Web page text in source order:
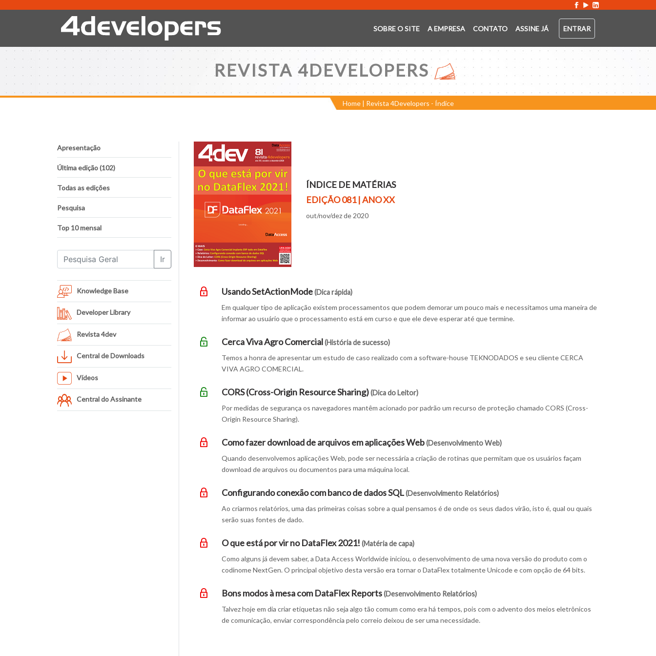
SOBRE O SITE A EMPRESA CONTATO ASSINE JÁ ENTRAR
REVISTA 4DEVELOPERS
Home | Revista 4Developers - Índice
Apresentação
Última edição (102)
Todas as edições
Pesquisa
Top 10 mensal
Ir
Knowledge Base
Developer Library
Revista 4dev
Central de Downloads
Vídeos
Central do Assinante
ÍNDICE DE MATÉRIAS
EDIÇÃO 081| ANO XX
out/nov/dez de 2020
Usando SetActionMode(Dica rápida)
Em qualquer tipo de aplicação existem processamentos que podem demorar um pouco mais e necessitamos uma maneira de
informar ao usuário que o processamento está em curso e que ele deve esperar até que termine.
Cerca Viva Agro Comercial(História de sucesso)
Temos a honra de apresentar um estudo de caso realizado com a software-house TEKNODADOS e seu cliente CERCA
VIVA AGRO COMERCIAL.
CORS (Cross-Origin Resource Sharing)(Dica do Leitor)
Por medidas de segurança os navegadores mantêm acionado por padrão um recurso de proteção chamado CORS (Cross-
Origin Resource Sharing).
Como fazer download de arquivos em aplicações Web(Desenvolvimento Web)
Quando desenvolvemos aplicações Web, pode ser necessária a criação de rotinas que permitam que os usuários façam
download de arquivos ou documentos para uma máquina local.
Configurando conexão com banco de dados SQL(Desenvolvimento Relatórios)
Ao criarmos relatórios, uma das primeiras coisas sobre a qual pensamos é de onde os seus dados virão, isto é, qual ou quais
serão suas fontes de dado.
O que está por vir no DataFlex 2021! (Matéria de capa)
Como alguns já devem saber, a Data Access Worldwide iniciou, o desenvolvimento de uma nova versão do produto com o
codinome NextGen. O principal objetivo desta versão era tornar o DataFlex totalmente Unicode e com opção de 64 bits.
Bons modos à mesa com DataFlex Reports(Desenvolvimento Relatórios)
Talvez hoje em dia criar etiquetas não seja algo tão comum como era há tempos, pois com o advento dos meios eletrônicos
de comunicação, enviar correspondência pelo correio deixou de ser uma necessidade.